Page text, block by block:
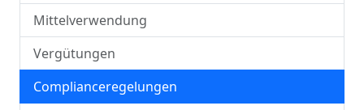
Mittelverwendung
Vergütungen
Complianceregelungen